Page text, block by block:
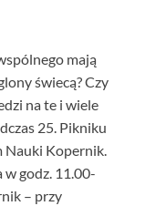
mają
świecą? Czy
na te i wiele
25. Pikniku
Nauki Kopernik.
w godz. 11.00-
– przy